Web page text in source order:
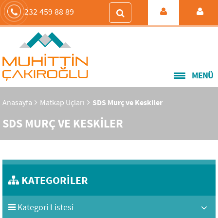
232 459 88 89
MENÜ
Anasayfa Matkap Uçları SDS Murç ve Keskiler
SDS MURÇ VE KESKİLER
KATEGORİLER
Kategori Listesi